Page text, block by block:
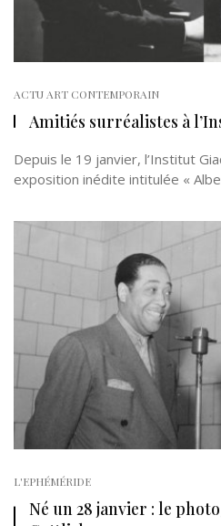
ACTU ART CONTEMPORAIN
Amitiés surréalistes à
Depuis le 19 janvier, l’Institut
exposition inédite intitulée «
L'EPHÉMÉRIDE
Né un 28 janvier : le